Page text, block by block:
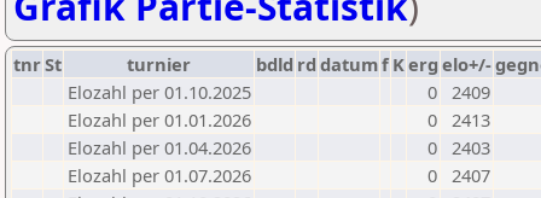
tnrSt turnier bdld rd datumf Kerg elo+/-
Elozahl per 01.10.2025
0 2409
Elozahl per 01.01.2026
0 2413
Elozahl per 01.04.2026
0 2403
Elozahl per 01.07.2026
0 2407